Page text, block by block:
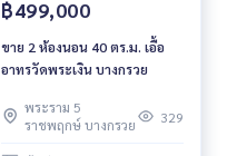
฿499,000
ขาย 2 ห้องนอน 40 ตร.ม. เอื้อ
อาทรวัดพระเงิน บางกรวย
พระราม 5
ราชพฤกษ์ บางกรวย
329